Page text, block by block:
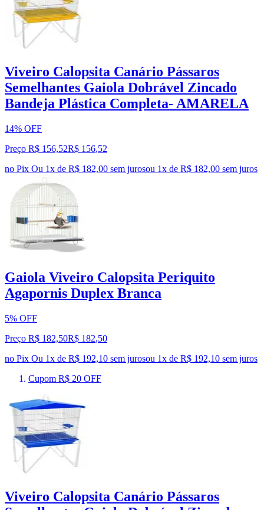
Viveiro Calopsita Canário Pássaros
Semelhantes Gaiola Dobrável Zincado
Bandeja Plástica Completa- AMARELA
14% OFF
Preço R$ 156,52R$ 156,52
no Pix Ou 1x de R$ 182,00 sem jurosou 1x de R$ 182,00 sem juros
Gaiola Viveiro Calopsita Periquito
Agapornis Duplex Branca
5% OFF
Preço R$ 182,50R$ 182,50
no Pix Ou 1x de R$ 192,10 sem jurosou 1x de R$ 192,10 sem juros
Cupom R$ 20 OFF
Viveiro Calopsita Canário Pássaros